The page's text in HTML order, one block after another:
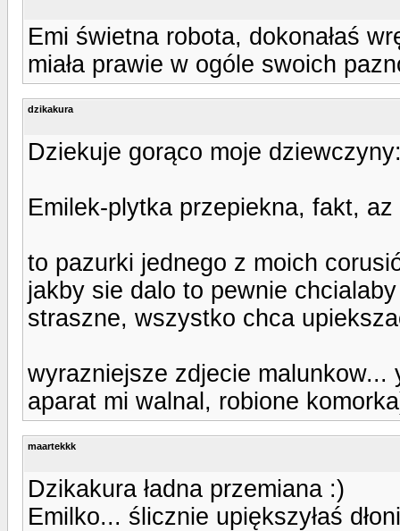
Emi świetna robota, dokonałaś
miała prawie w ogóle swoich
dzikakura
Dziekuje gorąco moje
Emilek-plytka przepiekna, fakt,
to pazurki jednego z moich
jakby sie dalo to pewnie
straszne, wszystko chca
wyrazniejsze zdjecie
aparat mi walnal, robione
maartekkk
Dzikakura ładna przemiana :)
Emilko... ślicznie upiększyłaś